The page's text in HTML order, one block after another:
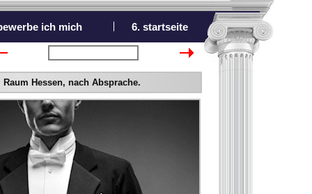
ich mich 6. startseite
Hessen, nach Absprache.